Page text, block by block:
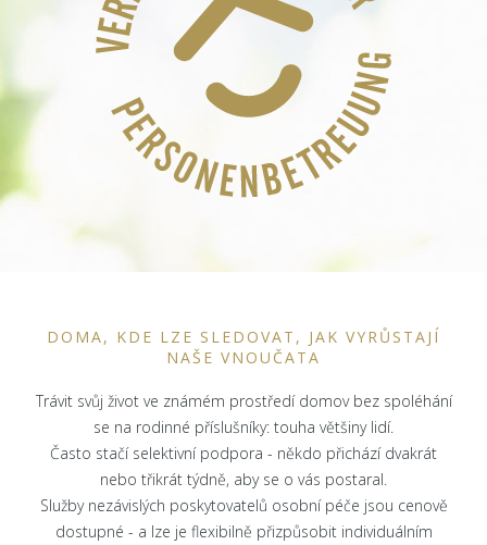
DOMA, KDE LZE SLEDOVAT, JAK VYRŮSTAJÍ
NAŠE VNOUČATA
Trávit svůj život ve známém prostředí domov bez spoléhání
se na rodinné příslušníky: touha většiny lidí.
Často stačí selektivní podpora - někdo přichází dvakrát
nebo třikrát týdně, aby se o vás postaral.
Služby nezávislých poskytovatelů osobní péče jsou cenově
dostupné - a lze je flexibilně přizpůsobit individuálním